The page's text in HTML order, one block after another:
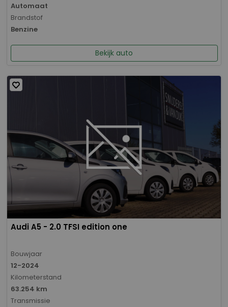
Automaat
Brandstof
Benzine
Bekijk auto
Audi A5 - 2.0 TFSI edition one
Bouwjaar
12-2024
Kilometerstand
63.254 km
Transmissie